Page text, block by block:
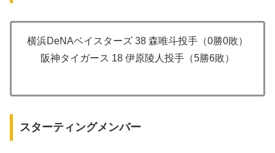
横浜DeNAベイスターズ 38 森唯斗投手（0勝0敗）
阪神タイガース 18 伊原陵人投手（5勝6敗）
スターティングメンバー